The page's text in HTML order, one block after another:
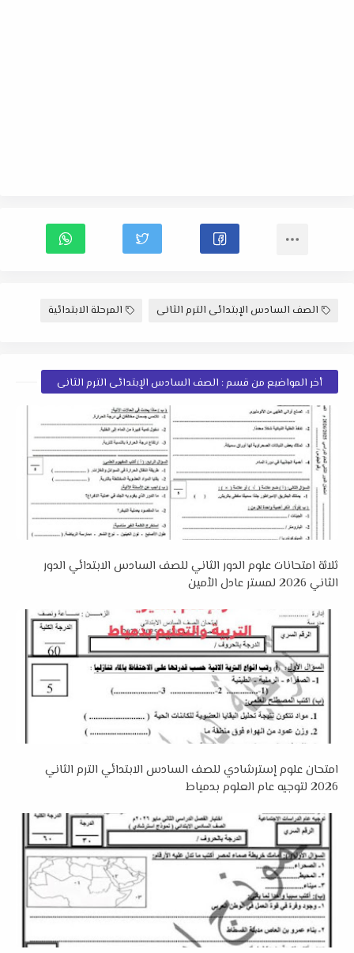
الصف السادس الإبتدائى الترم الثانى المرحلة الابتدائية
أخر المواضيع من قسم : الصف السادس الإبتدائى الترم الثانى
ثلاثة امتحانات علوم الدور الثاني للصف السادس الابتدائي الدور
الثاني 2026 لمستر عادل الأمين
امتحان علوم إسترشادي للصف السادس الابتدائي الترم الثاني
2026 لتوجيه عام العلوم بدمياط